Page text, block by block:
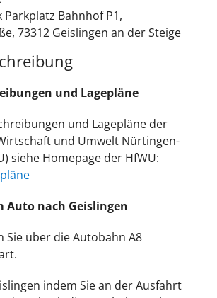
Parkplatz Bahnhof P1,
73312 Geislingen an der Steige
und Lagepläne
und Lagepläne der
und Umwelt Nürtingen-
siehe Homepage der HfWU:
Auto nach Geislingen
Sie über die Autobahn A8
indem Sie an der Ausfahrt